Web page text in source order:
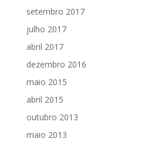
setembro 2017
julho 2017
abril 2017
dezembro 2016
maio 2015
abril 2015
outubro 2013
maio 2013